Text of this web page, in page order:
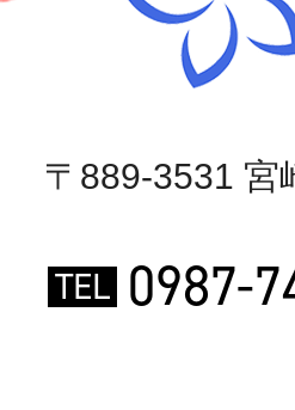
〒889-3531 宮
TEL 0987-